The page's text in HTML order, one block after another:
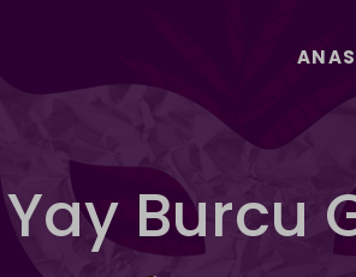
Burcu